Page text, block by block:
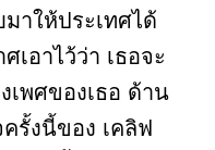
าให้ประเทศได้
อาไว้ว่า เธอจะ
เพศของเธอ ด้าน
รั้งนี้ของ เคลิฟ